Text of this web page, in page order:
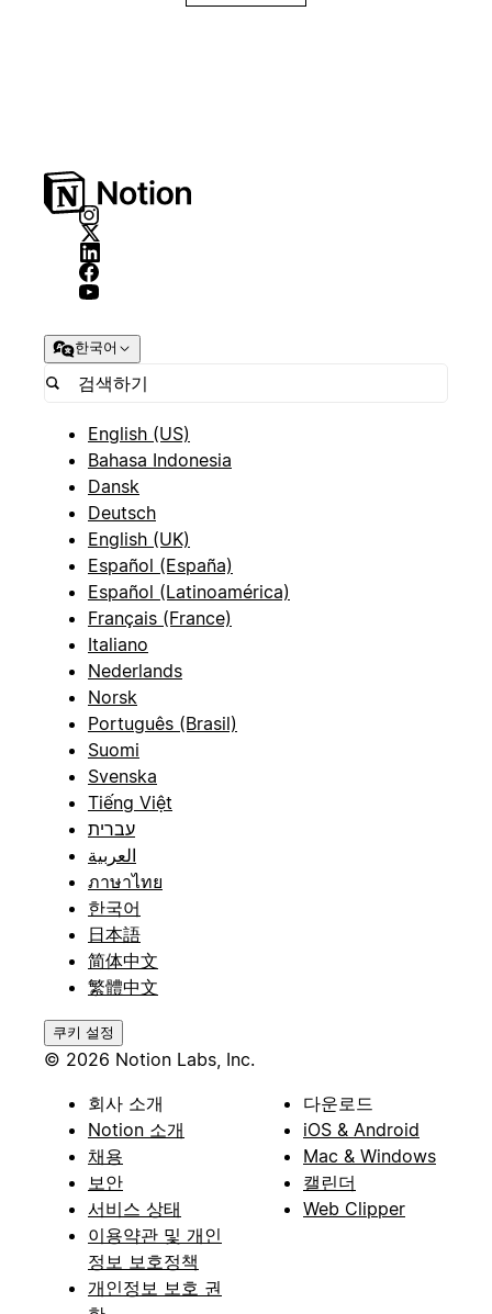
한국어
English (US)
Bahasa Indonesia
Dansk
Deutsch
English (UK)
Español (España)
Español (Latinoamérica)
Français (France)
Italiano
Nederlands
Norsk
Português (Brasil)
Suomi
Svenska
Tiếng Việt
עברית
العربية
ภาษาไทย
한국어
日本語
简体中文
繁體中文
쿠키 설정
© 2026 Notion Labs, Inc.
회사 소개
Notion 소개
채용
보안
서비스 상태
이용약관 및 개인
정보 보호정책
개인정보 보호 권
다운로드
iOS & Android
Mac & Windows
캘린더
Web Clipper